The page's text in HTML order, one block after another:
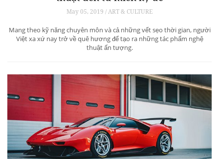
May 05, 2019 / ART & CULTURE
Mang theo kỹ năng chuyên môn và cả những vết sẹo thời gian, người
Việt xa xứ nay trở về quê hương để tạo ra những tác phẩm nghệ
thuật ấn tượng.